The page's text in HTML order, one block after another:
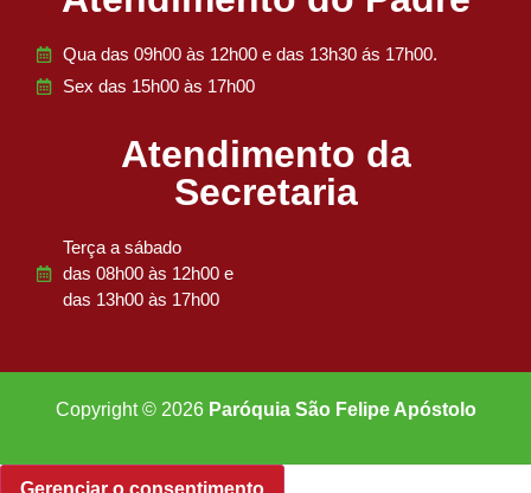
Qua das 09h00 às 12h00 e das 13h30 ás 17h00.
Sex das 15h00 às 17h00
Atendimento da
Secretaria
Terça a sábado
das 08h00 às 12h00 e
das 13h00 às 17h00
Copyright © 2026 Paróquia São Felipe Apóstolo